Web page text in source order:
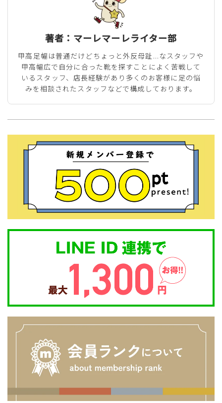
著者：マーレマーレライター部
甲高足幅は普通だけどちょっと外反母趾...なスタッフや
甲高幅広で自分に合った靴を探すことによく苦戦して
いるスタッフ、店長経験があり多くのお客様に足の悩
みを相談されたスタッフなどで構成しております。